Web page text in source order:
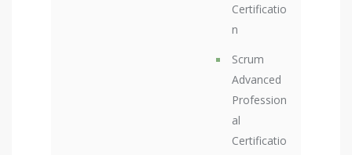
Certificatio
n
Scrum
Advanced
Profession
al
Certificatio